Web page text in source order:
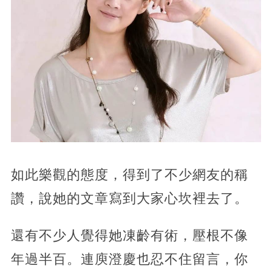
如此樂觀的態度，得到了不少網友的稱
讚，說她的文章寫到大家心坎裡去了。
還有不少人覺得她凍齡有術，壓根不像
年過半百。連庾澄慶也忍不住留言，你